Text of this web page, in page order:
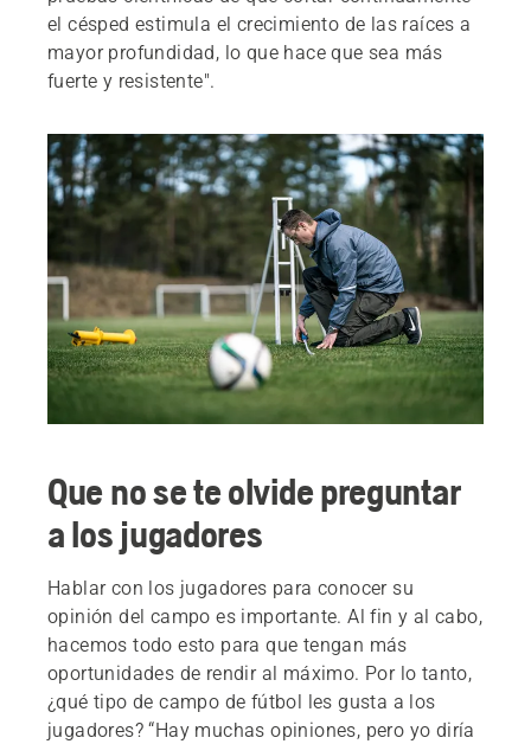
el césped estimula el crecimiento de las raíces a
mayor profundidad, lo que hace que sea más
fuerte y resistente".
Que no se te olvide preguntar
a los jugadores
Hablar con los jugadores para conocer su
opinión del campo es importante. Al fin y al cabo,
hacemos todo esto para que tengan más
oportunidades de rendir al máximo. Por lo tanto,
¿qué tipo de campo de fútbol les gusta a los
jugadores? “Hay muchas opiniones, pero yo diría